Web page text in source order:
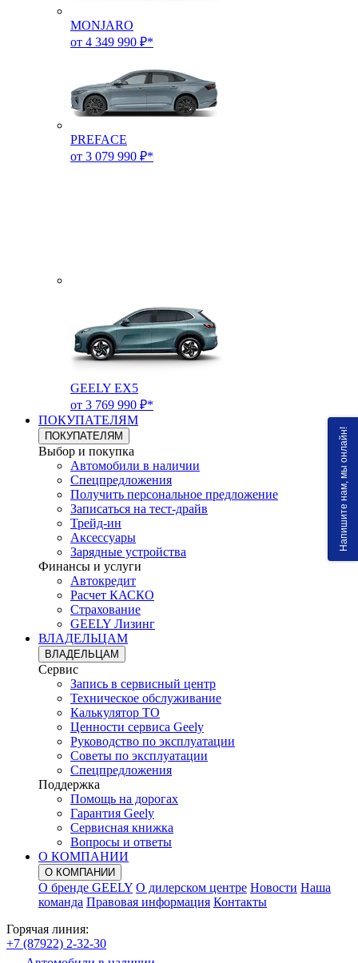
MONJARO
от 4 349 990 ₽*
PREFACE
от 3 079 990 ₽*
GEELY EX5
от 3 769 990 ₽*
ПОКУПАТЕЛЯМ
ПОКУПАТЕЛЯМ
Выбор и покупка
Автомобили в наличии
Спецпредложения
Получить персональное предложение
Записаться на тест-драйв
Трейд-ин
Аксессуары
Зарядные устройства
Финансы и услуги
Автокредит
Расчет КАСКО
Страхование
GEELY Лизинг
ВЛАДЕЛЬЦАМ
ВЛАДЕЛЬЦАМ
Сервис
Запись в сервисный центр
Техническое обслуживание
Калькулятор ТО
Ценности сервиса Geely
Руководство по эксплуатации
Советы по эксплуатации
Спецпредложения
Поддержка
Помощь на дорогах
Гарантия Geely
Сервисная книжка
Вопросы и ответы
О КОМПАНИИ
О КОМПАНИИ
О бренде GEELY О дилерском центре Новости Наша
команда Правовая информация Контакты
Горячая линия:
+7 (87922) 2-32-30
Напишите нам, мы онлайн!